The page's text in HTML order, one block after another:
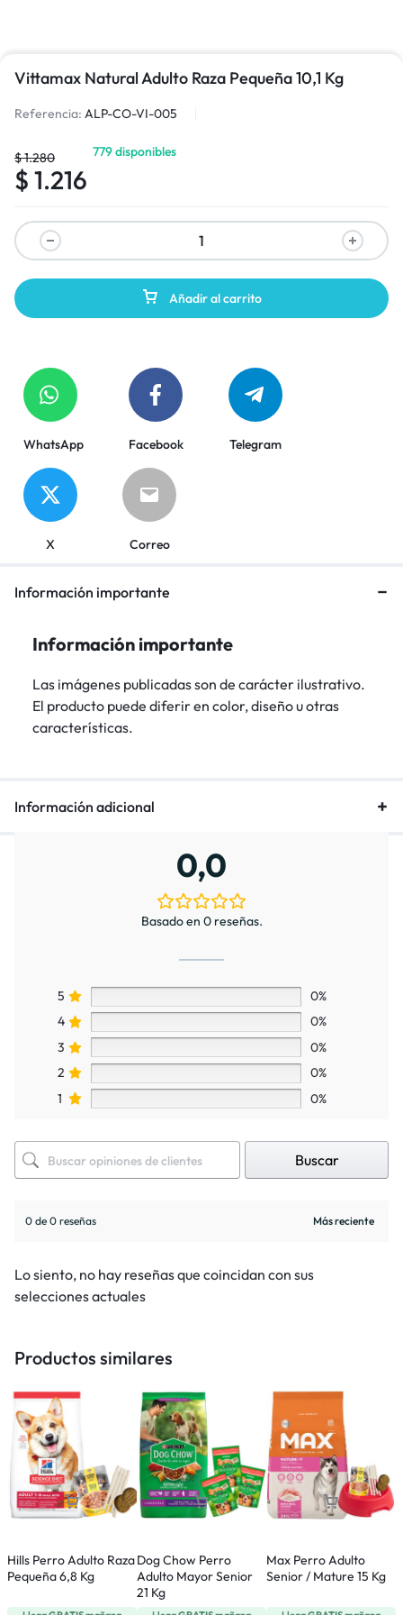
Vittamax Natural Adulto Raza Pequeña 10,1 Kg
Referencia: ALP-CO-VI-005
$1.280
$ 1.216
779 disponibles
Añadir al carrito
WhatsApp Facebook Telegram
X Correo
Información importante
Información importante
Las imágenes publicadas son de carácter ilustrativo.
El producto puede diferir en color, diseño u otras
características.
Información adicional
0,0
Basado en 0 reseñas.
5
0%
4
0%
3
0%
2
0%
1
0%
Buscar
0 de 0 reseñas
Lo siento, no hay reseñas que coincidan con sus
selecciones actuales
Productos similares
Hills Perro Adulto Raza
Pequeña 6,8 Kg
Dog Chow Perro
Adulto Mayor Senior
21 Kg
Max Perro Adulto
Senior / Mature 15 Kg